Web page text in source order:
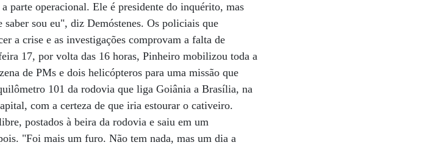
parte operacional. Ele é presidente do inquérito, mas
saber sou eu", diz Demóstenes. Os policiais que
a crise e as investigações comprovam a falta de
17, por volta das 16 horas, Pinheiro mobilizou toda a
de PMs e dois helicópteros para uma missão que
101 da rodovia que liga Goiânia a Brasília, na
com a certeza de que iria estourar o cativeiro.
postados à beira da rodovia e saiu em um
"Foi mais um furo. Não tem nada, mas um dia a